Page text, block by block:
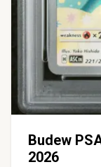
Budew
2026